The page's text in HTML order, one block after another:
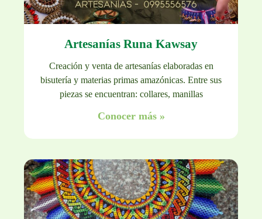
Artesanías Runa Kawsay
Creación y venta de artesanías elaboradas en
bisutería y materias primas amazónicas. Entre sus
piezas se encuentran: collares, manillas
Conocer más »